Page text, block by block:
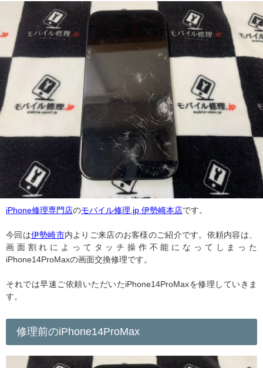
iPhone修理専門店のモバイル修理.jp 伊勢崎本店です。
今回は伊勢崎市内よりご来店のお客様のご紹介です。依頼内容は、
画面割れによってタッチ操作不能になってしまった
iPhone14ProMaxの画面交換修理です。
それでは早速ご依頼いただいたiPhone14ProMaxを修理していきま
す。
修理前のiPhone14ProMax